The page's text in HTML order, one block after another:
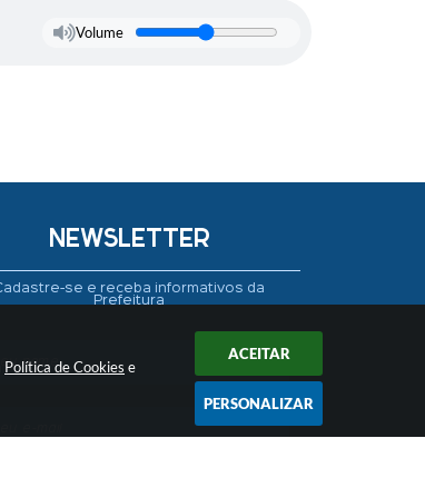
Política de Cookies e
ACEITAR
PERSONALIZAR
Volume
NEWSLETTER
se e receba informativos da
Prefeitura